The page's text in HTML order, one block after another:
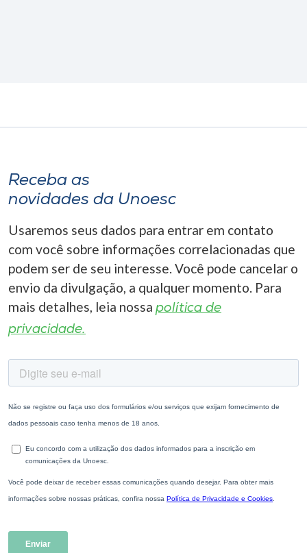
Receba as
novidades da Unoesc
Usaremos seus dados para entrar em contato
com você sobre informações correlacionadas que
podem ser de seu interesse. Você pode cancelar o
envio da divulgação, a qualquer momento. Para
mais detalhes, leia nossa política de
privacidade.